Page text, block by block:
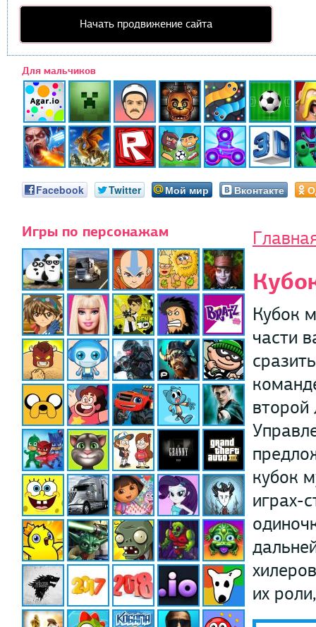
Начать продвижение сайта
Для мальчиков
Facebook Twitter Мой мир Вконтакте
Игры по персонажам
Кубок
части
второй
кубок
играх-
их